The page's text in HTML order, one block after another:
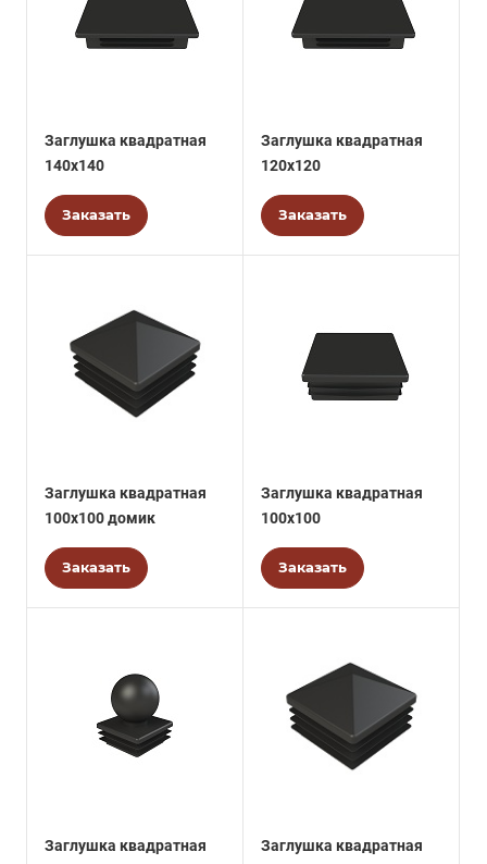
Заглушка квадратная
140х140
Заказать
Заглушка квадратная
120х120
Заказать
Заглушка квадратная
100х100 домик
Заказать
Заглушка квадратная
100х100
Заказать
Заглушка квадратная
Заглушка квадратная